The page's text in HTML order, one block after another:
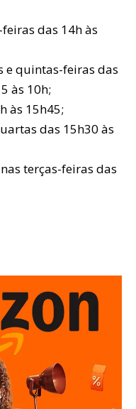
das 14h às
e quintas-feiras das
às 10h;
às 15h45;
das 15h30 às
terças-feiras das